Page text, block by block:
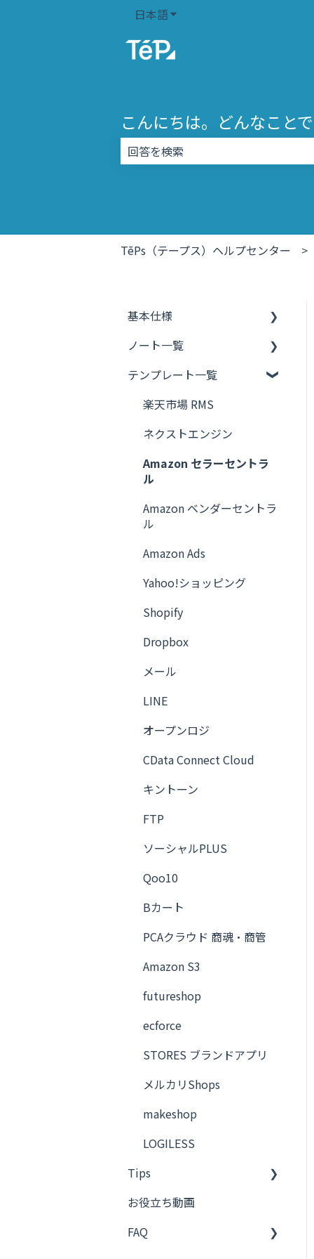
日本語翻訳のサブメニューを表示
こんにちは。どんなこと
TēPs（テープス）ヘルプセンター
基本仕様
フレーズのつくりかた
ノート一覧
OpenAI
ネクストエンジン
楽天市場 RMS
Yahoo!ショッピング
ル
ル
Amazon Ads
Shopify
Google スプレッドシート
メール
Slack
LINE
Chatwork
Google マップ
フロー
ユーティリティ
トリガー
ソーシャルPLUS
ScrapeHero Cloud
CData Connect Cloud
キントーン
Dropbox
Qoo10
Bカート
FTP
PCAクラウド 商魂・商管
ecforce
AWS S3
futureshop
テンプレート一覧
楽天市場 RMS
ネクストエンジン
Amazon セラーセントラ
ル
Amazon ベンダーセントラ
ル
Amazon Ads
Yahoo!ショッピング
Shopify
Dropbox
メール
LINE
オープンロジ
CData Connect Cloud
キントーン
FTP
ソーシャルPLUS
Qoo10
Bカート
PCAクラウド 商魂・商管
Amazon S3
futureshop
ecforce
STORES ブランドアプリ
メルカリShops
makeshop
LOGILESS
Tips
Bカート
ネクストエンジン
お役立ち動画
FAQ